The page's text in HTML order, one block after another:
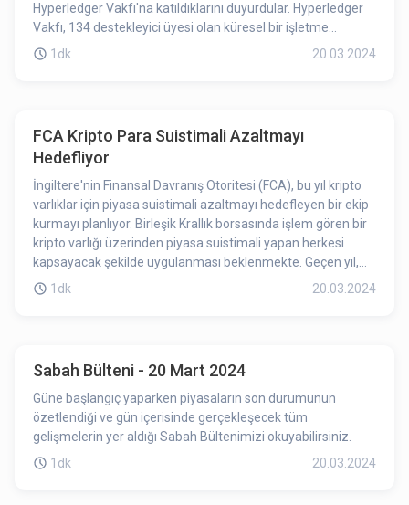
Hyperledger Vakfı'na katıldıklarını duyurdular. Hyperledger
Vakfı, 134 destekleyici üyesi olan küresel bir işletme
blokzincir teknolojisi ekosistemidir. Vakfın üyeleri,
1dk 20.03.2024
FCA Kripto Para Suistimali Azaltmayı
Hedefliyor
İngiltere'nin Finansal Davranış Otoritesi (FCA), bu yıl kripto
varlıklar için piyasa suistimali azaltmayı hedefleyen bir ekip
kurmayı planlıyor. Birleşik Krallık borsasında işlem gören bir
kripto varlığı üzerinden piyasa suistimali yapan herkesi
kapsayacak şekilde uygulanması beklenmekte. Geçen yıl,
İngiltere hükümeti, kripto varlıklar için bir piyasa suistimali
düzenlemesi için 6.2 milyon sterlin ($7.9 milyon) ve finansal
imkan sağlamayı hedefliyor.
1dk 20.03.2024
Sabah Bülteni - 20 Mart 2024
Güne başlangıç yaparken piyasaların son durumunun
özetlendiği ve gün içerisinde gerçekleşecek tüm
gelişmelerin yer aldığı Sabah Bültenimizi okuyabilirsiniz.
1dk
20.03.2024